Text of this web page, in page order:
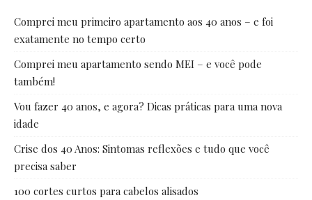
Comprei meu primeiro apartamento aos 40 anos – e foi
exatamente no tempo certo
Comprei meu apartamento sendo MEI – e você pode
também!
Vou fazer 40 anos, e agora? Dicas práticas para uma nova
idade
Crise dos 40 Anos: Sintomas reflexões e tudo que você
precisa saber
100 cortes curtos para cabelos alisados